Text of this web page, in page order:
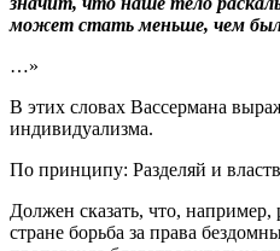
может стать меньше, чем был
…»
В этих словах Вассермана
индивидуализма.
По принципу: Разделяй и
Должен сказать, что, например,
стране борьба за права